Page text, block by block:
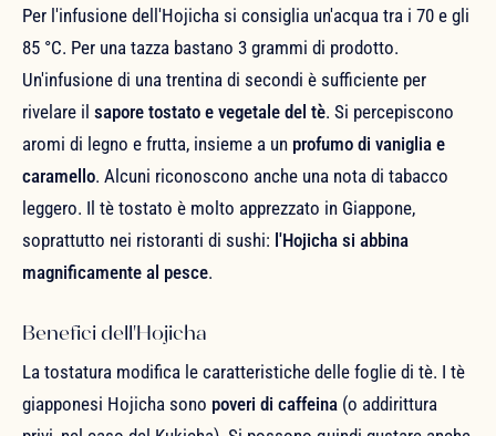
Per l'infusione dell'Hojicha si consiglia un'acqua tra i 70 e gli
85 °C. Per una tazza bastano 3 grammi di prodotto.
Un'infusione di una trentina di secondi è sufficiente per
rivelare il sapore tostato e vegetale del tè. Si percepiscono
aromi di legno e frutta, insieme a un profumo di vaniglia e
caramello. Alcuni riconoscono anche una nota di tabacco
leggero. Il tè tostato è molto apprezzato in Giappone,
soprattutto nei ristoranti di sushi: l'Hojicha si abbina
magnificamente al pesce.
Benefici dell'Hojicha
La tostatura modifica le caratteristiche delle foglie di tè. I tè
giapponesi Hojicha sono poveri di caffeina (o addirittura